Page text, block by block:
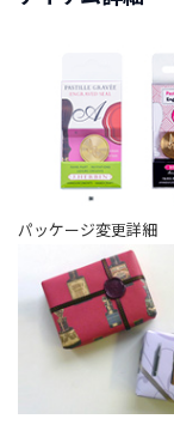
F
e
パッケージ変更詳細